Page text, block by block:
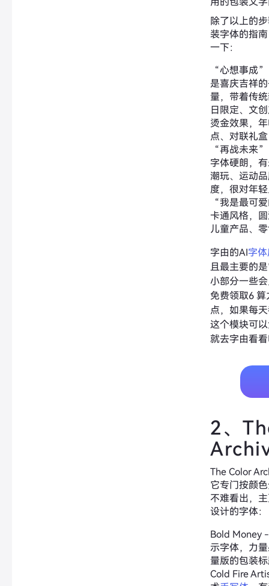
除了以上的
装字体的指
一下：
“心想事成
是喜庆吉祥
量，带着传
日限定、文
烫金效果，
点、对联礼
“再战未来”
字体硬朗，
潮玩、运动
度，很对年
“我是最可
卡通风格，
儿童产品、
字由的AI字
且最主要的
小部分一些
免费领取6
点，如果每
这个模块可
就去字由看
2、
The Color
它专门按颜
不难看出，
设计的字体：
Bold Money
示字体，力
量版的包装
Cold Fire